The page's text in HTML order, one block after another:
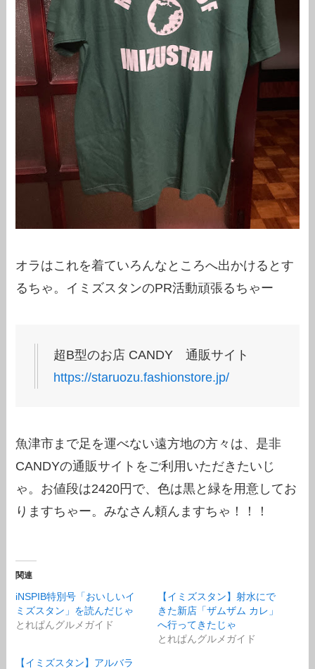
オラはこれを着ていろんなところへ出かけるとす
るちゃ。イミズスタンのPR活動頑張るちゃー
超B型のお店 CANDY 通販サイト
https://staruozu.fashionstore.jp/
魚津市まで足を運べない遠方地の方々は、是非
CANDYの通販サイトをご利用いただきたいじ
ゃ。お値段は2420円で、色は黒と緑を用意してお
りますちゃー。みなさん頼んますちゃ！！！
関連
iNSPIB特別号「おいしいイ
ミズスタン」を読んだじゃ
とれぱんグルメガイド
【イミズスタン】射水にで
きた新店「ザムザム カレ」
へ行ってきたじゃ
とれぱんグルメガイド
【イミズスタン】アルバラ